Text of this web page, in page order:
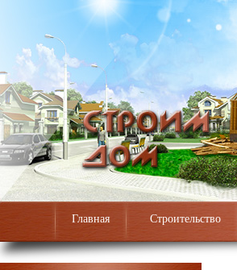
Главная Строительство